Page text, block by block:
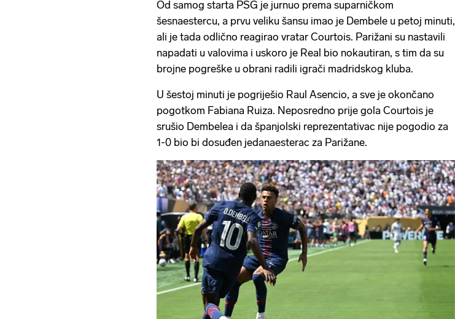
Od samog starta PSG je jurnuo prema suparničkom
šesnaestercu, a prvu veliku šansu imao je Dembele u petoj minuti,
ali je tada odlično reagirao vratar Courtois. Parižani su nastavili
napadati u valovima i uskoro je Real bio nokautiran, s tim da su
brojne pogreške u obrani radili igrači madridskog kluba.
U šestoj minuti je pogriješio Raul Asencio, a sve je okončano
pogotkom Fabiana Ruiza. Neposredno prije gola Courtois je
srušio Dembelea i da španjolski reprezentativac nije pogodio za
1-0 bio bi dosuđen jedanaesterac za Parižane.